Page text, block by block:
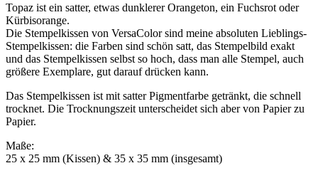
Topaz ist ein satter, etwas dunklerer Orangeton, ein Fuchsrot oder
Kürbisorange.
Die Stempelkissen von VersaColor sind meine absoluten Lieblings-
Stempelkissen: die Farben sind schön satt, das Stempelbild exakt
und das Stempelkissen selbst so hoch, dass man alle Stempel, auch
größere Exemplare, gut darauf drücken kann.
Das Stempelkissen ist mit satter Pigmentfarbe getränkt, die schnell
trocknet. Die Trocknungszeit unterscheidet sich aber von Papier zu
Papier.
Maße:
25 x 25 mm (Kissen) & 35 x 35 mm (insgesamt)